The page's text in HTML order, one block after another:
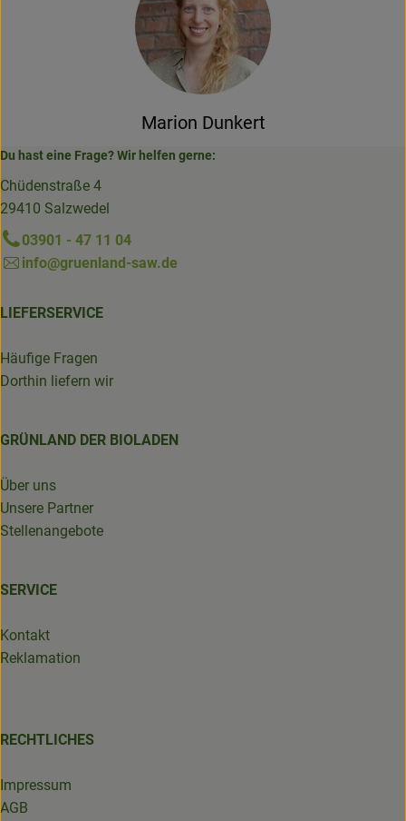
Marion Dunkert
Du hast eine Frage? Wir helfen gerne:
Chüdenstraße 4
29410 Salzwedel
03901 - 47 11 04
info@gruenland-saw.de
LIEFERSERVICE
Häufige Fragen
Dorthin liefern wir
GRÜNLAND DER BIOLADEN
Über uns
Unsere Partner
Stellenangebote
SERVICE
Kontakt
Reklamation
RECHTLICHES
Impressum
AGB